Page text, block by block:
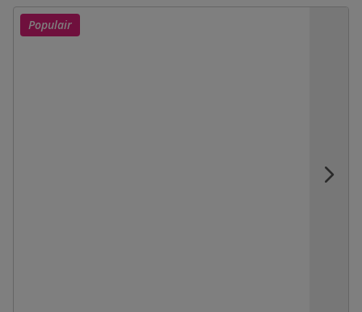
Populair